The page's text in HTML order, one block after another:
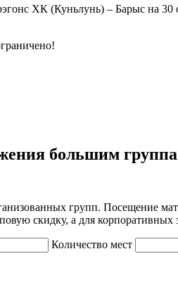
ХК (Куньлунь) – Барыс на
большим
групп. Посещение
скидку, а для корпоративных
Количество мест